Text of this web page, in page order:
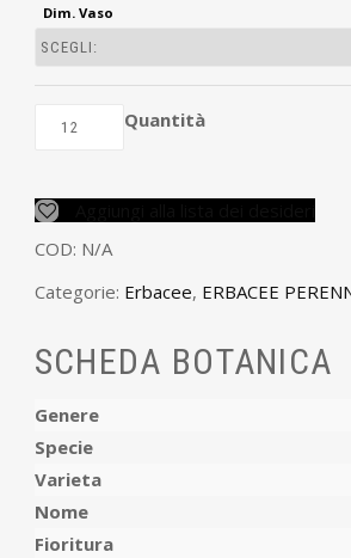
Dim. Vaso
Quantità
COD: N/A
Categorie: Erbacee, ERBACEE
SCHEDA BOTANICA
Genere
Specie
Varieta
Nome
Fioritura